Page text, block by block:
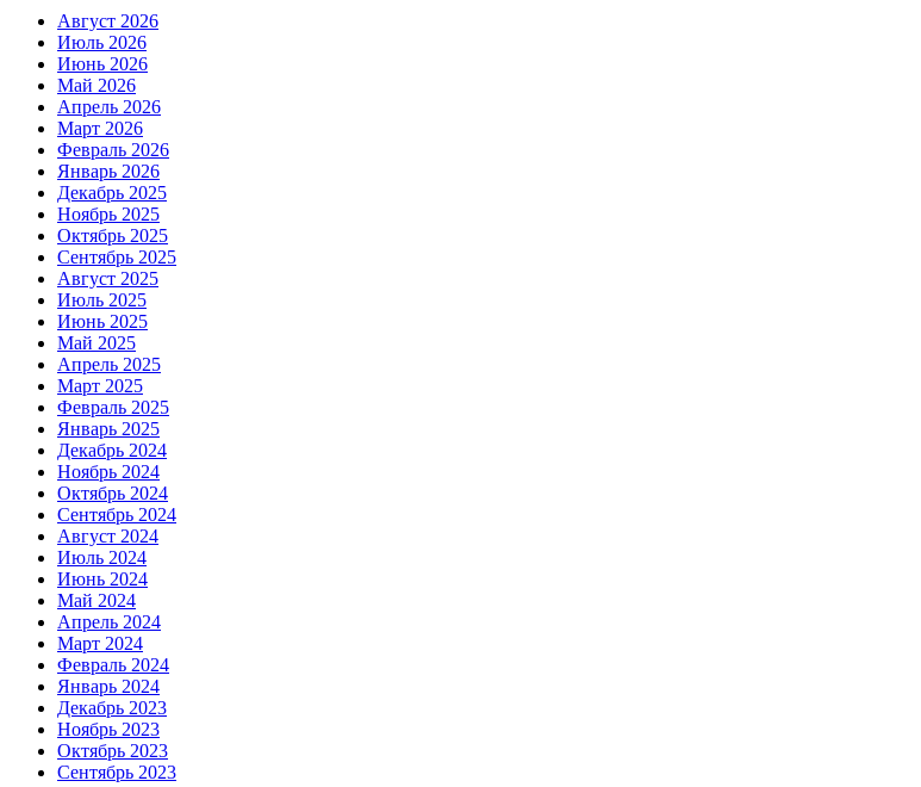
Август 2026
Июль 2026
Июнь 2026
Май 2026
Апрель 2026
Март 2026
Февраль 2026
Январь 2026
Декабрь 2025
Ноябрь 2025
Октябрь 2025
Сентябрь 2025
Август 2025
Июль 2025
Июнь 2025
Май 2025
Апрель 2025
Март 2025
Февраль 2025
Январь 2025
Декабрь 2024
Ноябрь 2024
Октябрь 2024
Сентябрь 2024
Август 2024
Июль 2024
Июнь 2024
Май 2024
Апрель 2024
Март 2024
Февраль 2024
Январь 2024
Декабрь 2023
Ноябрь 2023
Октябрь 2023
Сентябрь 2023